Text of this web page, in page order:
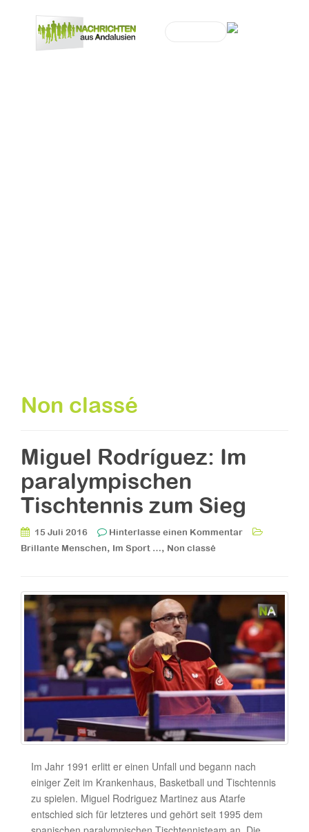
Non classé
Miguel Rodríguez: Im
paralympischen
Tischtennis zum Sieg
15 Juli 2016
Hinterlasse einen Kommentar
Brillante Menschen, Im Sport …, Non classé
Im Jahr 1991 erlitt er einen Unfall und begann nach
einiger Zeit im Krankenhaus, Basketball und Tischtennis
zu spielen. Miguel Rodriguez Martinez aus Atarfe
entschied sich für letzteres und gehört seit 1995 dem